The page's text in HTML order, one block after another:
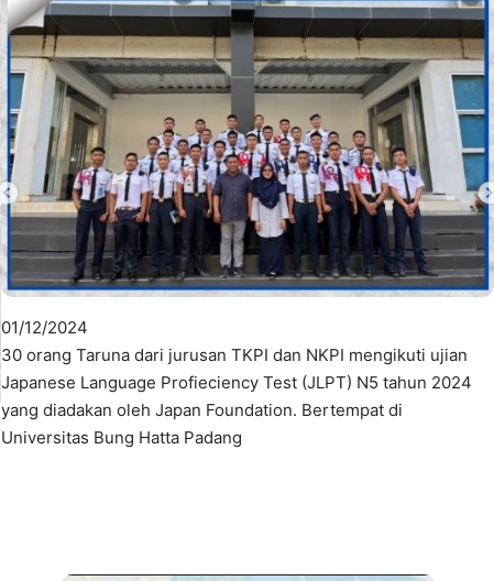
01/12/2024
30 orang Taruna dari jurusan TKPI dan NKPI mengikuti ujian
Japanese Language Profieciency Test (JLPT) N5 tahun 2024
yang diadakan oleh Japan Foundation. Bertempat di
Universitas Bung Hatta Padang